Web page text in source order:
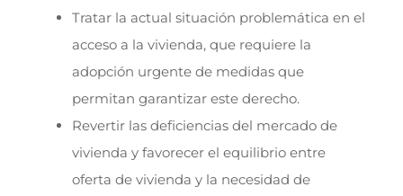
Tratar la actual situación problemática en el
acceso a la vivienda, que requiere la
adopción urgente de medidas que
permitan garantizar este derecho.
Revertir las deficiencias del mercado de
vivienda y favorecer el equilibrio entre
oferta de vivienda y la necesidad de